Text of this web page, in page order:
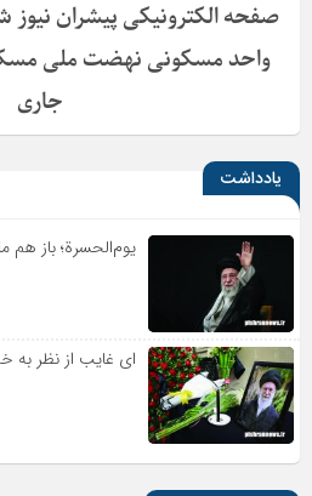
واحد مسکونی نهضت ملی مسکن
جاری
یادداشت
یوم‌الحسرة؛ باز هم
ای غایب از نظر به